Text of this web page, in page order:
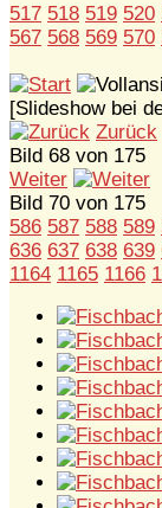
517 518 519 520
567 568 569 570
[Slideshow bei
Zurück
Bild 68 von 175
Weiter
Bild 70 von 175
586 587 588 589
636 637 638 639
1164 1165 1166